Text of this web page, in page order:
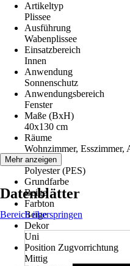
Artikeltyp
Plissee
Ausführung
Wabenplissee
Einsatzbereich
Innen
Anwendung
Sonnenschutz
Anwendungsbereich
Fenster
Maße (BxH)
40x130 cm
Räume
Wohnzimmer,
Material
Polyester (PES)
Grundfarbe
Beige
Farbton
Beige
Dekor
Uni
Position Zugvorrichtung
Mittig
Mehr anzeigen
Datenblätter
Bereich überspringen